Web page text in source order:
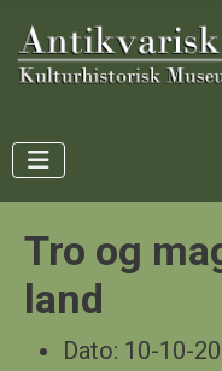
Tro og
land
Dato: 10-10-